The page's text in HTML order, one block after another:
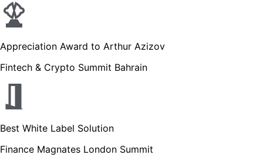
Appreciation Award to Arthur Azizov
Fintech & Crypto Summit Bahrain
Best White Label Solution
Finance Magnates London Summit